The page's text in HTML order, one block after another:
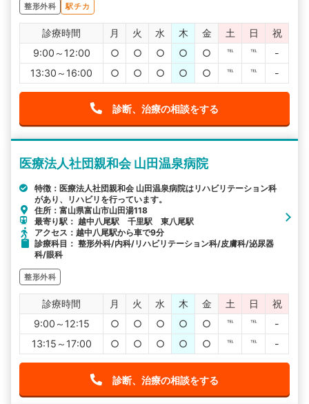
整形外科 駅チカ
診療時間 月 火 水 木 金 土 日
祝
9:00～12:00
○ ○ ○ ○ ○ ℡ ℡
-
13:30～16:00
○ ○ ○ ○ ○ ℡ ℡ -
診断、治療の相談をする
医療法人社団親和会 山田温泉病院
特徴：医療法人社団親和会 山田温泉病院はリハビリテーション科
があり、リハビリを行っています。
住所：富山県富山市山田湯118
最寄り駅： 越中八尾駅 千里駅 東八尾駅
アクセス：越中八尾駅から車で9分
診療科目： 整形外科/内科/リハビリテーション科/皮膚科/泌尿器
科/眼科
整形外科
診療時間 月 火 水 木 金 土 日
祝
9:00～12:15
○ ○ ○ ○ ○ ℡ ℡
-
13:15～17:00
○ ○ ○ ○ ○ ℡ ℡ -
診断、治療の相談をする